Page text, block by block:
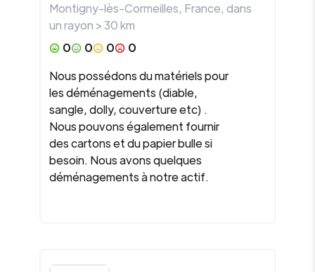
Montigny-lès-Cormeilles, France, dans
un rayon >30km
0
0 0
0
Nous possédons du matériels pour
les déménagements (diable,
sangle, dolly, couverture etc) .
Nous pouvons également fournir
des cartons et du papier bulle si
besoin. Nous avons quelques
déménagements à notre actif.